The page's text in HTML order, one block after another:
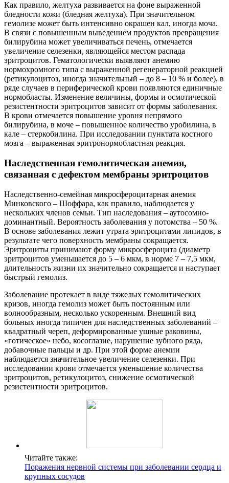
Как правило, желтуха развивается на фоне выраженной
бледности кожи (бледная желтуха). При значительном
гемолизе может быть интенсивно окрашен кал, иногда моча.
В связи с повышенным выведением продуктов превращения
билирубина может увеличиваться печень, отмечается
увеличение селезенки, являющейся местом распада
эритроцитов. Гематологически выявляют анемию
нормохромного типа с выраженной регенераторной реакцией
(ретикулоцитоз, иногда значительный – до 8 – 10 % и более), в
ряде случаев в периферической крови появляются единичные
нормобласты. Изменение величины, формы и осмотической
резистентности эритроцитов зависит от формы заболевания.
В крови отмечается повышение уровня непрямого
билирубина, в моче – повышенное количество уробилина, в
кале – стеркобилина. При исследовании пунктата костного
мозга – выраженная эритронормобластная реакция.
Наследственная гемолитическая анемия,
связанная с дефектом мембраны эритроцитов
Наследственно-семейная микросфероцитарная анемия
Минковского – Шоффара, как правило, наблюдается у
нескольких членов семьи. Тип наследования – аутосомно-
доминантный. Вероятность заболевания у потомства – 50 %.
В основе заболевания лежит утрата эритроцитами липидов, в
результате чего поверхность мембраны сокращается.
Эритроциты принимают форму микросфероцита (диаметр
эритроцитов уменьшается до 5 – 6 мкм, в норме 7 – 7,5 мкм,
длительность жизни их значительно сокращается и наступает
быстрый гемолиз.
Заболевание протекает в виде тяжелых гемолитических
кризов, иногда гемолиз может быть постоянным или
волнообразным, несколько ускоренным. Внешний вид
больных иногда типичен для наследственных заболеваний –
квадратный череп, деформированные ушные раковины,
«готическое» небо, косоглазие, нарушение зубного ряда,
добавочные пальцы и др. При этой форме анемии
наблюдается значительное увеличение селезенки. При
исследовании крови отмечается уменьшение количества
эритроцитов, ретикулоцитоз, снижение осмотической
резистентности эритроцитов.
Читайте также:
Поражения нервной системы при заболевании сердца и
крупных сосудов